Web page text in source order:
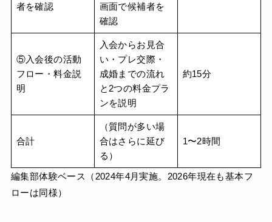
者を確認
画面で候補者を
確認
⑤入会後の活動
フロー・料金説
明
入会からお見合
い・プレ交際・
成婚までの流れ
と2つの料金プラ
ンを説明
約15分
合計
（質問が多い場
合はさらに延び
る）
1〜2時間
編集部体験ベース（2024年4月実施。2026年現在も基本フ
ローは同様）